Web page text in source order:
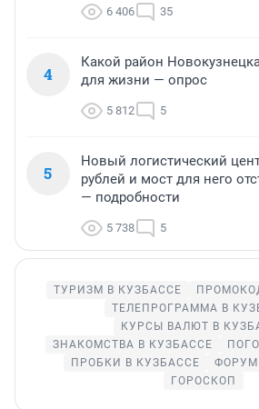
6 406 35
4
Какой район
для жизни — опрос
5 812 5
5
Новый логистический
рублей и мост для него
— подробности
5 738 5
ТУРИЗМ В КУЗБАССЕ
ТЕЛЕПРОГРАММА В
КУРСЫ ВАЛЮТ В
ЗНАКОМСТВА В КУЗБАССЕ
ПРОБКИ В КУЗБАССЕ
ФОРУМ
ГОРОСКОП